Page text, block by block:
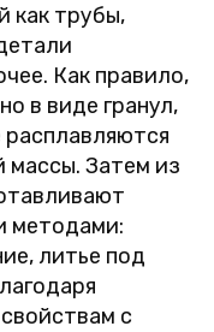
как трубы,
Как правило,
в виде гранул,
расплавляются
массы. Затем из
методами:
литье под
с